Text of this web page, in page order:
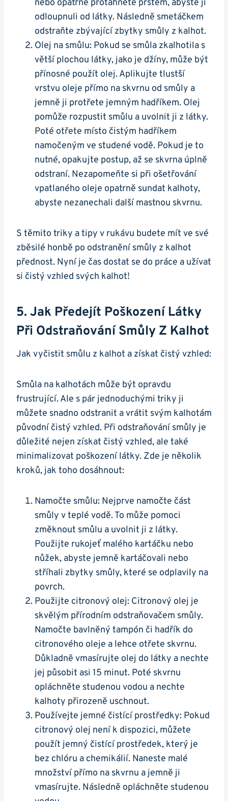
nebo opatrně protáhněte prstem, abyste ji
odloupnuli od látky. Následně smetáčkem
odstraňte zbývající zbytky smůly z kalhot.
Olej na smůlu: Pokud se smůla zkalhotila s
větší plochou látky, jako je džíny, může být
přínosné použít olej. Aplikujte tlustší
vrstvu oleje přímo na skvrnu od smůly a
jemně ji protřete jemným hadříkem. Olej
pomůže rozpustit smůlu a uvolnit ji z látky.
Poté otřete místo čistým hadříkem
namočeným ve studené vodě. Pokud je to
nutné, opakujte postup, až se skvrna úplně
odstraní. Nezapomeňte si při ošetřování
vpatlaného oleje opatrně sundat kalhoty,
abyste nezanechali další mastnou skvrnu.
S těmito triky a tipy v rukávu budete mít ve své
zběsilé honbě po odstranění smůly z kalhot
přednost. Nyní je čas dostat se do práce a užívat
si čistý vzhled svých kalhot!
5. Jak Předejít Poškození Látky
Při Odstraňování Smůly Z Kalhot
Jak vyčistit smůlu z kalhot a získat čistý vzhled:
Smůla na kalhotách může být opravdu
frustrující. Ale s pár jednoduchými triky ji
můžete snadno odstranit a vrátit svým kalhotám
původní čistý vzhled. Při odstraňování smůly je
důležité nejen získat čistý vzhled, ale také
minimalizovat poškození látky. Zde je několik
kroků, jak toho dosáhnout:
Namočte smůlu: Nejprve namočte část
smůly v teplé vodě. To může pomoci
změknout smůlu a uvolnit ji z látky.
Použijte rukojeť malého kartáčku nebo
nůžek, abyste jemně kartáčovali nebo
stříhali zbytky smůly, které se odplavily na
povrch.
Použijte citronový olej: Citronový olej je
skvělým přírodním odstraňovačem smůly.
Namočte bavlněný tampón či hadřík do
citronového oleje a lehce otřete skvrnu.
Důkladně vmasírujte olej do látky a nechte
jej působit asi 15 minut. Poté skvrnu
opláchněte studenou vodou a nechte
kalhoty přirozeně uschnout.
Používejte jemné čistící prostředky: Pokud
citronový olej není k dispozici, můžete
použít jemný čistící prostředek, který je
bez chlóru a chemikálií. Naneste malé
množství přímo na skvrnu a jemně ji
vmasírujte. Následně opláchněte studenou